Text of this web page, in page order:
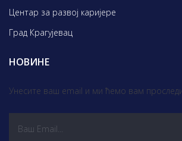
Центар за развој каријере
Град Крагујевац
НОВИНЕ
Унесите ваш email и ми ћемо вам